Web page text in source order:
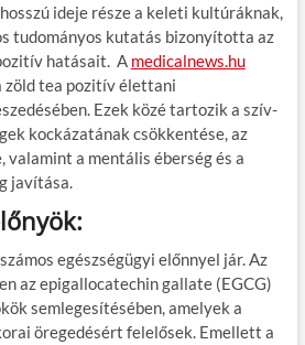
ideje része a keleti kultúráknak,
tudományos kutatás bizonyította az
hatásait. A medicalnews.hu
tea pozitív élettani
Ezek közé tartozik a szív-
kockázatának csökkentése, az
valamint a mentális éberség és a
javítása.
egészségügyi előnnyel jár. Az
az epigallocatechin gallate (EGCG)
semlegesítésében, amelyek a
öregedésért felelősek. Emellett a